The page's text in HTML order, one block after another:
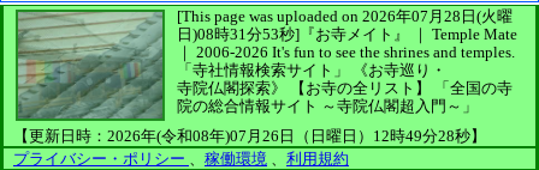
[This page was uploaded on 2026年07月28日(火曜
日)08時31分53秒] 『お寺メイト』 ｜ Temple Mate
｜ 2006-2026 It's fun to see the shrines and temples.
「寺社情報検索サイト」
《お寺巡り・
寺院仏閣探索》
【お寺の全リスト】
「全国の寺
院の総合情報サイト ～寺院仏閣超入門～」
【更新日時：2026年(令和08年)07月26日（日曜日）12時49分28秒】
プライバシー・ポリシー 、 稼働環境 、 利用規約